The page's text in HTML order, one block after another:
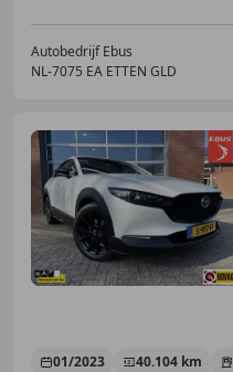
Autobedrijf Ebus
NL-7075 EA ETTEN GLD
01/2023 40.104 km